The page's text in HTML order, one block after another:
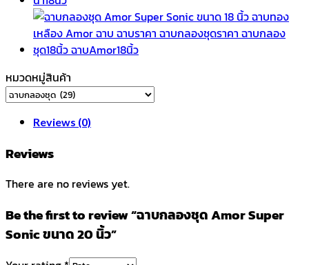
หมวดหมู่สินค้า
Reviews (0)
Reviews
There are no reviews yet.
Be the first to review “ฉาบกลองชุด Amor Super
Sonic ขนาด 20 นิ้ว”